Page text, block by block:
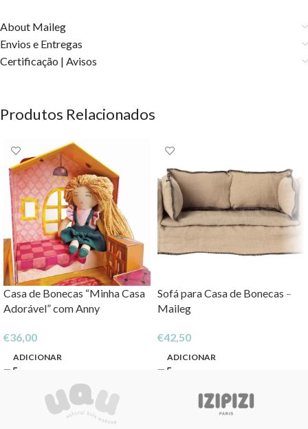
About Maileg
Envios e Entregas
Certificação | Avisos
Produtos Relacionados
Casa de Bonecas “Minha Casa
Adorável” com Anny
€36,00
ADICIONAR
Sofá para Casa de Bonecas –
Maileg
€42,50
ADICIONAR